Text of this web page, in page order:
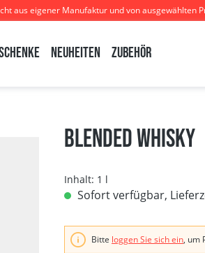
aus eigener Manufaktur und von ausgewählten
Neuheiten Zubehör
Blended Whisky
Inhalt: 1 l
Sofort verfügbar,
Bitte loggen Sie sich ein, um